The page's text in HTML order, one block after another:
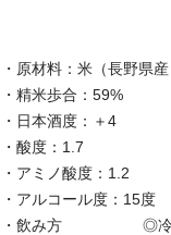
・原材料：米（長野県
・精米歩合：59%
・日本酒度：＋4
・酸度：1.7
・アミノ酸度：1.2
・アルコール度：15度
・飲み方 ◎